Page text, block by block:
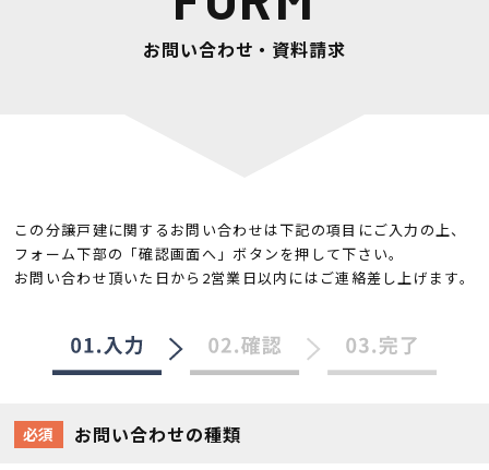
お問い合わせ・資料請求
この分譲戸建に関するお問い合わせは下記の項目にご入力の上、
フォーム下部の「確認画面へ」ボタンを押して下さい。
お問い合わせ頂いた日から2営業日以内にはご連絡差し上げます。
必須 お問い合わせの種類